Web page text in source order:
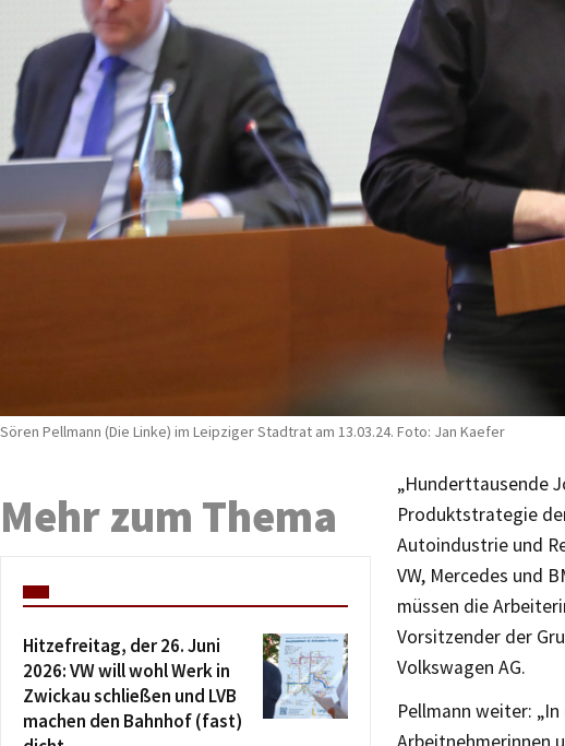
Sören Pellmann (Die Linke) im Leipziger Stadtrat am 13.03.24. Foto: Jan Kaefer
„Hunderttausende
Produktstrategie
Autoindustrie und
VW, Mercedes und
müssen die
Vorsitzender der
Volkswagen AG.
Pellmann weiter:
Mehr zum Thema
Hitzefreitag, der 26. Juni
2026: VW will wohl Werk in
Zwickau schließen und LVB
machen den Bahnhof (fast)